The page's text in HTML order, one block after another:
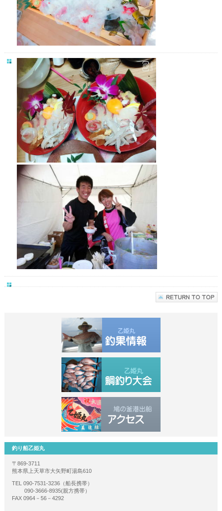
釣り船乙姫丸
〒869-3711
熊本県上天草市大矢野町湯島610
TEL 090-7531-3236（船長携帯）
090-3666-8935(親方携帯）
FAX 0964－56－4292